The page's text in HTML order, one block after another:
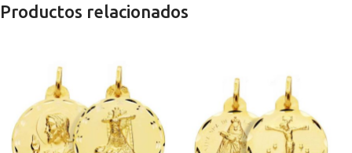
Productos relacionados